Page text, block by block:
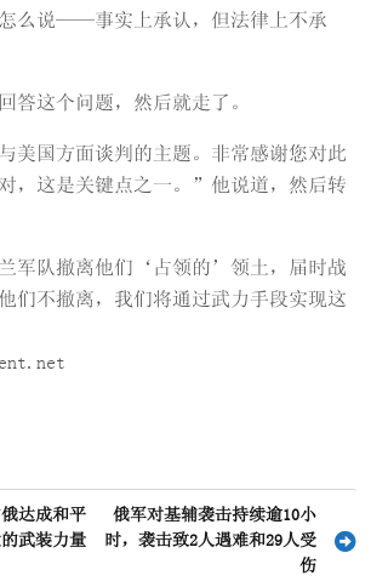
么说——事实上承认，但法律上不承
答这个问题，然后就走了。
美国方面谈判的主题。非常感谢您对此
，这是关键点之一。”他说道，然后转
军队撤离他们‘占领的’领土，届时战
们不撤离，我们将通过武力手段实现这
达成和平
武装力量
俄军对基辅袭击持续逾10小
时，袭击致2人遇难和29人受
伤